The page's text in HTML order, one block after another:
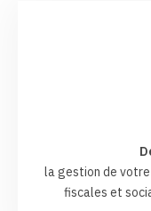
la gestion de
fiscales et